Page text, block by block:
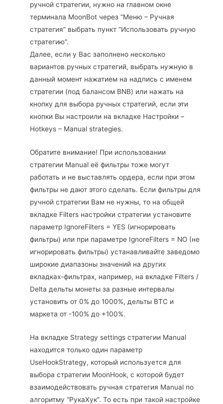
ручной стратегии, нужно на главном окне
терминала MoonBot через “Меню – Ручная
стратегия” выбрать пункт “Использовать ручную
стратегию”.
Далее, если у Вас заполнено несколько
вариантов ручных стратегий, выбрать нужную в
данный момент нажатием на надпись с именем
стратегии (под балансом BNB) или нажать на
кнопку для выбора ручных стратегий, если эти
кнопки Вы настроили на вкладке Настройки –
Hotkeys – Manual strategies.
Обратите внимание! При использовании
стратегии Manual её фильтры тоже могут
работать и не выставлять ордера, если при этом
фильтры не дают этого сделать. Если фильтры для
ручной стратегии Вам не нужны, то на общей
вкладке Filters настройки стратегии установите
параметр IgnoreFilters = YES (игнорировать
фильтры) или при параметре IgnoreFilters = NO (не
игнорировать фильтры) устанавливайте заведомо
широкие диапазоны значений на других
вкладках-фильтрах, например, на вкладке Filters /
Delta дельты монеты за разные интервалы
установить от 0% до 1000%, дельты BTC и
маркета от -100% до +100%.
На вкладке Strategy settings стратегии Manual
находится только один параметр
UseHookStrategy, который используется для
выбора стратегии MoonHook, с которой будет
взаимодействовать ручная стратегия Manual по
алгоритму “РукаХук”. То есть при такой настройке